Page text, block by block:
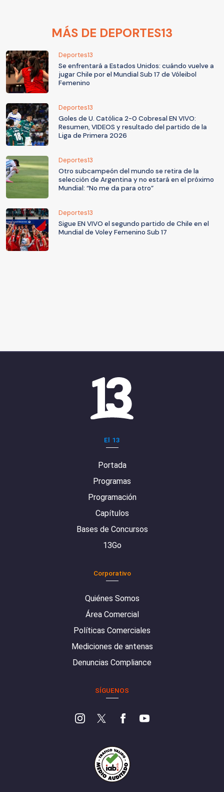
MÁS DE DEPORTES13
Deportes13
Se enfrentará a Estados Unidos: cuándo vuelve a
jugar Chile por el Mundial Sub 17 de Vóleibol
Femenino
Deportes13
Goles de U. Católica 2-0 Cobresal EN VIVO:
Resumen, VIDEOS y resultado del partido de la
Liga de Primera 2026
Deportes13
Otro subcampeón del mundo se retira de la
selección de Argentina y no estará en el próximo
Mundial: “No me da para otro”
Deportes13
Sigue EN VIVO el segundo partido de Chile en el
Mundial de Voley Femenino Sub 17
El 13
Portada
Programas
Programación
Capítulos
Bases de Concursos
13Go
Corporativo
Quiénes Somos
Área Comercial
Políticas Comerciales
Mediciones de antenas
Denuncias Compliance
SÍGUENOS